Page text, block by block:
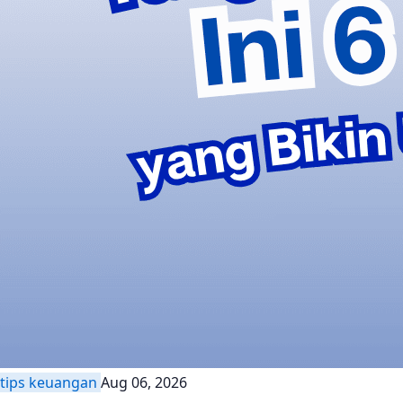
tips keuangan Aug 06, 2026